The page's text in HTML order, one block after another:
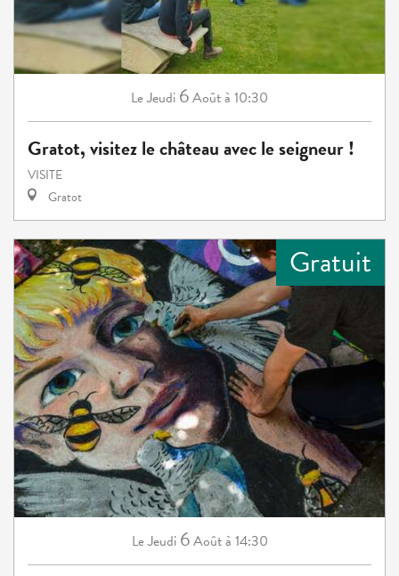
LeJeudi 6Aoûtà 10:30
Gratot, visitez le château avec le seigneur !
VISITE
Gratot
Gratuit
LeJeudi 6Aoûtà 14:30